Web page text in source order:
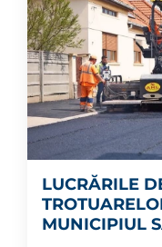
LUCRĂRILE
MUNICIPIUL